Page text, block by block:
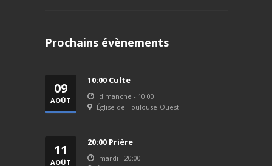
Prochains évènements
09
AOÛT
10:00 Culte
dimanche - 10:00
Église de Toulouse-Ouest
11
AOÛT
20:00 Prière
mardi - 20:00